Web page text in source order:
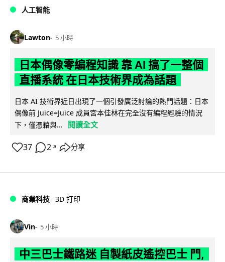
人工智能
Lawton 5 小時
日本偶像零編程知識 靠 AI 搞了一整個
直播系統 在日本技術界成為話題
日本 AI 技術界近日出現了一個引發廣泛討論的熱門話題：日本
偶像前 Juice=Juice 成員宮本佳林在完全沒有編程經驗的情況
下，僅憑藉與...
閱讀全文
37 2 ↗ 分享
商業科技 3D 打印
Vin 5 小時
中三巴士鐵路迷 自製紙皮遙控巴士 門,